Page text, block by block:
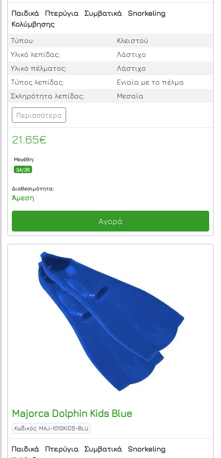
Παιδικά Πτερύγια Συμβατικά
Snorkeling
Κολύμβησης
Τύπου:
Κλειστού
Υλικό λεπίδας:
Λάστιχο
Υλικό πέλματος:
Λάστιχο
Τύπος λεπίδας:
Ενιαία με το πέλμα
Σκληρότητα λεπίδας:
Μεσαία
Περισσότερα
21.65€
Μεγέθη:
34/36
Διαθεσιμότητα:
Άμεση
Αγορά
Majorca Dolphin Kids Blue
Κωδικός: MAJ-1010KIDS-BLU
Παιδικά Πτερύγια Συμβατικά
Snorkeling